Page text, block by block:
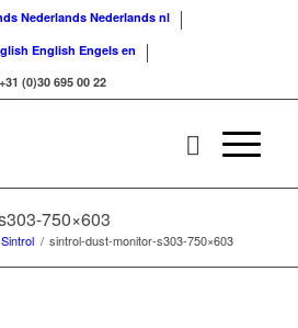
Nederlands Nederlands nl
English Engels en
+31 (0)30 695 00 22
750×603
Sintrol / sintrol-dust-monitor-s303-750×603